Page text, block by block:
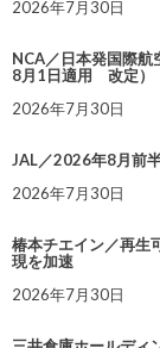
2026年7月30日
NCA／日本発国際
8月1日適用 改定）
2026年7月30日
JAL／2026年8月前
2026年7月30日
椿本チエイン／再生
現を加速
2026年7月30日